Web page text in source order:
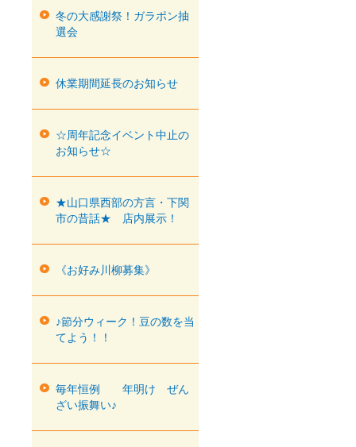
冬の大感謝祭！ガラポン抽
選会
休業期間延長のお知らせ
☆周年記念イベント中止の
お知らせ☆
★山口県西部の方言・下関
市の昔話★ 店内展示！
《お好み川柳募集》
♪節分ウィーク！豆の数を当
てよう！！
毎年恒例 年明け ぜん
ざい振舞い♪